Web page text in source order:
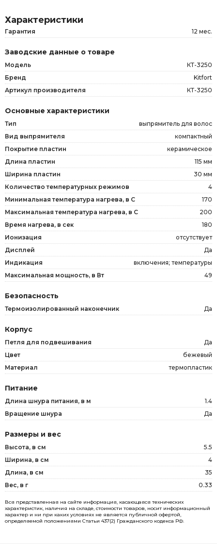
Характеристики
Гарантия 12 мес.
Заводские данные о товаре
Модель
КТ-3250
Бренд
Kitfort
Артикул производителя
КТ-3250
Основные характеристики
Тип
выпрямитель для волос
Вид выпрямителя
компактный
Покрытие пластин
керамическое
Длина пластин
115 мм
Ширина пластин
30 мм
Количество температурных режимов
4
Минимальная температура нагрева, в С
170
Максимальная температура нагрева, в С
200
Время нагрева, в сек
180
Ионизация
отсутствует
Дисплей
Да
Индикация
включения; температуры
Максимальная мощность, в Вт
49
Безопасность
Термоизолированный наконечник Да
Корпус
Петля для подвешивания
Да
Цвет
бежевый
Материал
термопластик
Питание
Длина шнура питания, в м
1.4
Вращение шнура
Да
Размеры и вес
Высота, в см
5.5
Ширина, в см
4
Длина, в см
35
Вес, в г
0.33
Вся представленная на сайте информация, касающаяся технических
характеристик, наличия на складе, стоимости товаров, носит информационный
характер и ни при каких условиях не является публичной офертой,
определяемой положениями Статьи 437(2) Гражданского кодекса РФ.